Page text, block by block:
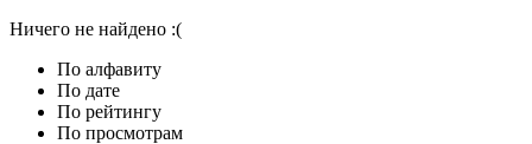
Ничего не найдено :(
По алфавиту
По дате
По рейтингу
По просмотрам